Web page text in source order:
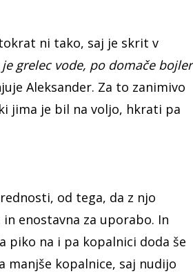
ni tako, saj je skrit v
grelec vode, po domače bojler
Aleksander. Za to zanimivo
jima je bil na voljo, hkrati pa
od tega, da z njo
enostavna za uporabo. In
piko na i pa kopalnici doda še
manjše kopalnice, saj nudijo